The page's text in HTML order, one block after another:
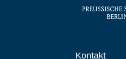
Kontakt